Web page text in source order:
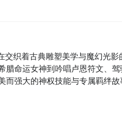
交织着古典雕塑美学与魔幻光
命运女神到吟唱卢恩符文、
而强大的神权技能与专属羁绊
策略博弈的沉浸式女神之旅。